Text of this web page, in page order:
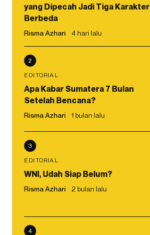
yang Dipecah Jadi Tiga Karakter
Berbeda
Risma Azhari 4 hari lalu
2
EDITORIAL
Apa Kabar Sumatera 7 Bulan
Setelah Bencana?
Risma Azhari 1 bulan lalu
3
EDITORIAL
WNI, Udah Siap Belum?
Risma Azhari 2 bulan lalu
4